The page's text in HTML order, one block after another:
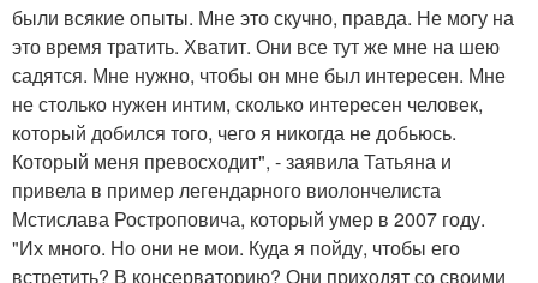
были всякие опыты. Мне это скучно, правда. Не могу на
это время тратить. Хватит. Они все тут же мне на шею
садятся. Мне нужно, чтобы он мне был интересен. Мне
не столько нужен интим, сколько интересен человек,
который добился того, чего я никогда не добьюсь.
Который меня превосходит", - заявила Татьяна и
привела в пример легендарного виолончелиста
Мстислава Ростроповича, который умер в 2007 году.
"Их много. Но они не мои. Куда я пойду, чтобы его
встретить? В консерваторию? Они приходят со своими